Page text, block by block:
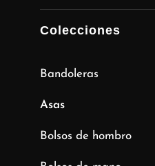
Colecciones
Bandoleras
Asas
Bolsos de hombro